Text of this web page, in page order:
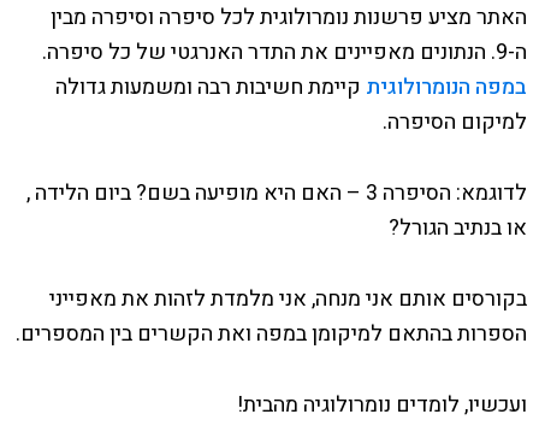
האתר מציע פרשנות נומרולוגית לכל סיפרה וסיפרה מבין
ה-9. הנתונים מאפיינים את התדר האנרגטי של כל סיפרה.
במפה הנומרולוגית קיימת חשיבות רבה ומשמעות גדולה
למיקום הסיפרה.
לדוגמא: הסיפרה 3 – האם היא מופיעה בשם? ביום הלידה ,
או בנתיב הגורל?
בקורסים אותם אני מנחה, אני מלמדת לזהות את מאפייני
הספרות בהתאם למיקומן במפה ואת הקשרים בין המספרים.
ועכשיו, לומדים נומרולוגיה מהבית!